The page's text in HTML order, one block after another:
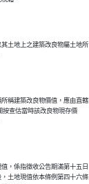
土地上之建築改良物屬土地所
稱建築改良物價值，應由直轄
按查估當時該改良物現存價
，係指徵收公告期滿第十五日
土地現值依本條例第四十六條